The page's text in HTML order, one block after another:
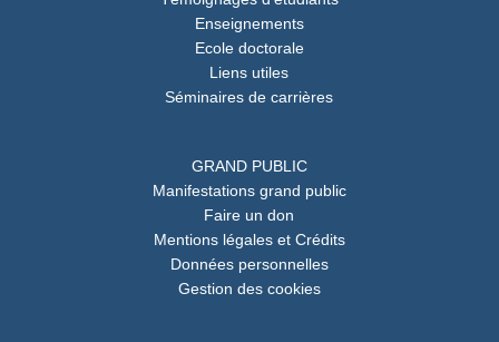
Enseignements
Ecole doctorale
Liens utiles
Séminaires de carrières
GRAND PUBLIC
Manifestations grand public
Faire un don
Mentions légales et Crédits
Données personnelles
Gestion des cookies